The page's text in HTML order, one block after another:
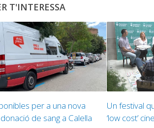
T'INTERESSA
per a una nova
de sang a Calella
Un festival
‘low cost’